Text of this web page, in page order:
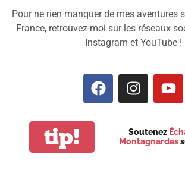
Pour ne rien manquer de mes aventures
France, retrouvez-moi sur les réseaux
Instagram et YouTube !
tip! Soutenez
Montagnardes